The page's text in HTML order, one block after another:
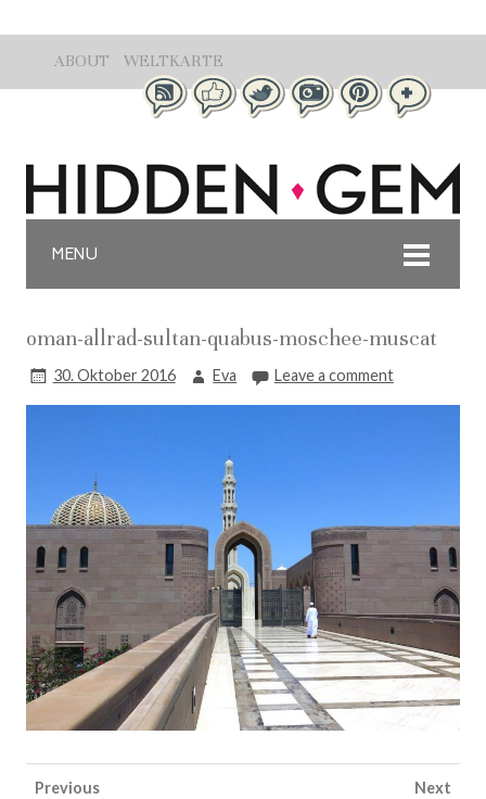
ABOUT WELTKARTE
MENU
oman-allrad-sultan-quabus-moschee-muscat
30. Oktober 2016 Eva Leave a comment
Previous Next